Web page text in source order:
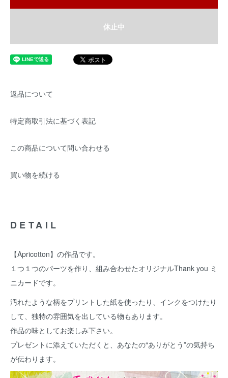
休止中
返品について
特定商取引法に基づく表記
この商品について問い合わせる
買い物を続ける
DETAIL
【Apricotton】の作品です。
１つ１つのパーツを作り、組み合わせたオリジナルThank you ミ
ニカードです。
汚れたような柄をプリントした紙を使ったり、インクをつけたり
して、独特の雰囲気を出している物もあります。
作品の味としてお楽しみ下さい。
プレゼントに添えていただくと、あなたの“ありがとう”の気持ち
が伝わります。